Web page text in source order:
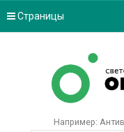
Страницы
Например: